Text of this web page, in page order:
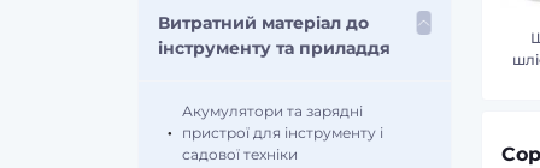
Кріплення для проводів
Витратний матеріал до
інструменту та приладдя
Акумулятори та зарядні
пристрої для інструменту і
садової техніки